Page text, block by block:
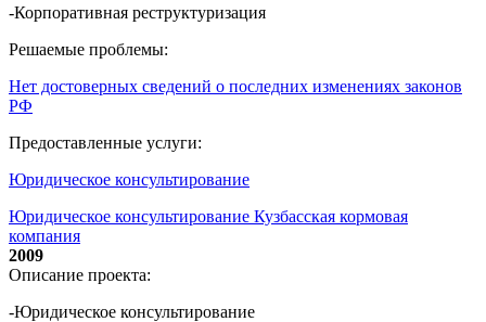
-Корпоративная реструктуризация
Решаемые проблемы:
Нет достоверных сведений о последних изменениях законов
РФ
Предоставленные услуги:
Юридическое консультирование
Юридическое консультирование Кузбасская кормовая
компания
2009
Описание проекта:
-Юридическое консультирование